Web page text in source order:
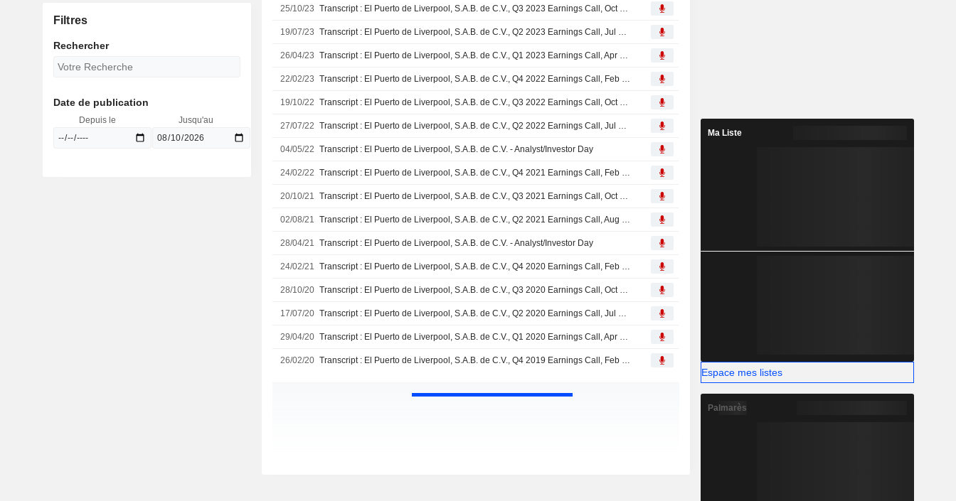
25/10/23 Transcript : El Puerto de Liverpool, S.A.B. de C.V., Q3 2023 Earnings Call, Oct 25, 2023
19/07/23 Transcript : El Puerto de Liverpool, S.A.B. de C.V., Q2 2023 Earnings Call, Jul 19, 2023
26/04/23 Transcript : El Puerto de Liverpool, S.A.B. de C.V., Q1 2023 Earnings Call, Apr 26, 2023
22/02/23 Transcript : El Puerto de Liverpool, S.A.B. de C.V., Q4 2022 Earnings Call, Feb 22, 2023
19/10/22 Transcript : El Puerto de Liverpool, S.A.B. de C.V., Q3 2022 Earnings Call, Oct 19, 2022
27/07/22 Transcript : El Puerto de Liverpool, S.A.B. de C.V., Q2 2022 Earnings Call, Jul 27, 2022
04/05/22 Transcript : El Puerto de Liverpool, S.A.B. de C.V. - Analyst/Investor Day
24/02/22 Transcript : El Puerto de Liverpool, S.A.B. de C.V., Q4 2021 Earnings Call, Feb 24, 2022
20/10/21 Transcript : El Puerto de Liverpool, S.A.B. de C.V., Q3 2021 Earnings Call, Oct 20, 2021
02/08/21 Transcript : El Puerto de Liverpool, S.A.B. de C.V., Q2 2021 Earnings Call, Aug 02, 2021
28/04/21 Transcript : El Puerto de Liverpool, S.A.B. de C.V. - Analyst/Investor Day
24/02/21 Transcript : El Puerto de Liverpool, S.A.B. de C.V., Q4 2020 Earnings Call, Feb 24, 2021
28/10/20 Transcript : El Puerto de Liverpool, S.A.B. de C.V., Q3 2020 Earnings Call, Oct 28, 2020
17/07/20 Transcript : El Puerto de Liverpool, S.A.B. de C.V., Q2 2020 Earnings Call, Jul 17, 2020
29/04/20 Transcript : El Puerto de Liverpool, S.A.B. de C.V., Q1 2020 Earnings Call, Apr 29, 2020
26/02/20 Transcript : El Puerto de Liverpool, S.A.B. de C.V., Q4 2019 Earnings Call, Feb 26, 2020
Filtres
Rechercher
Date de publication
Depuis le Jusqu'au
Ma Liste
Espace mes listes
Palmarès